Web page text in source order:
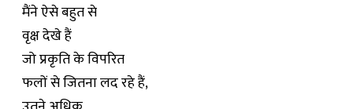
मैंने ऐसे बहुत से
वृक्ष देखे हैं
जो प्रकृति के विपरित
फलों से जितना लद रहे हैं,